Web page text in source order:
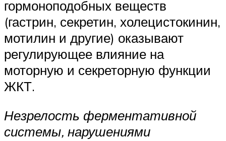
гормоноподобных веществ
(гастрин, секретин, холецистокинин,
мотилин и другие) оказывают
регулирующее влияние на
моторную и секреторную функции
ЖКТ.
Незрелость ферментативной
системы, нарушениями